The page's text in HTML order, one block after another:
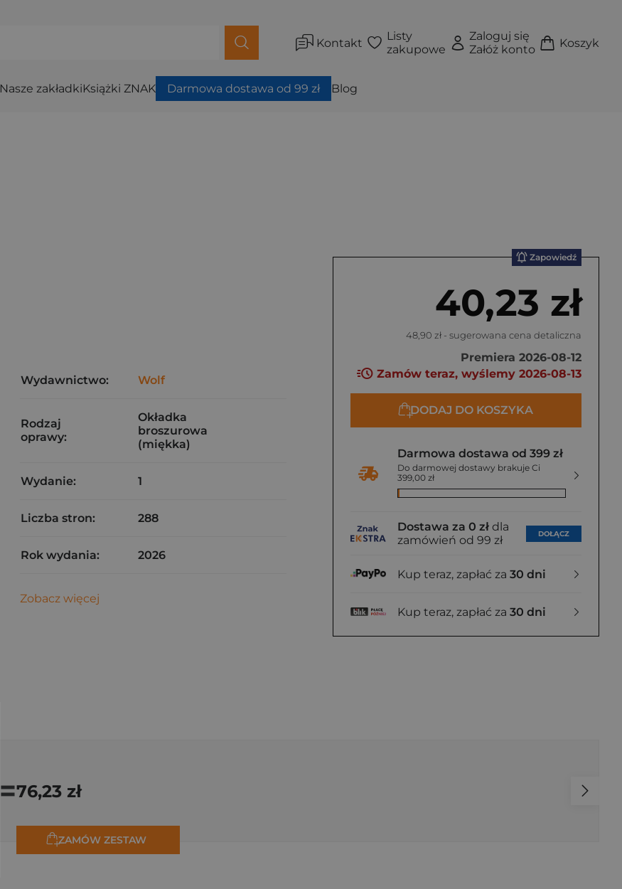
Kontakt
Listy
zakupowe
Zaloguj się
Załóż konto
Koszyk
Nasze zakładkiKsiążki ZNAK Darmowa dostawa od 99 zł Blog
Zapowiedź
40,23 zł
48,90 zł - sugerowana cena detaliczna
Premiera 2026-08-12
Zamów teraz, wyślemy 2026-08-13
DODAJ DO KOSZYKA
Darmowa dostawa od 399 zł
Do darmowej dostawy brakuje Ci
399,00 zł
Dostawa za 0 zł dla
zamówień od 99 zł
DOŁĄCZ
Kup teraz, zapłać za 30 dni
Kup teraz, zapłać za 30 dni
Wydawnictwo: Wolf
Rodzaj
oprawy:
Okładka
broszurowa
(miękka)
Wydanie: 1
Liczba stron: 288
Rok wydania: 2026
Zobacz więcej
=76,23 zł
ZAMÓW ZESTAW